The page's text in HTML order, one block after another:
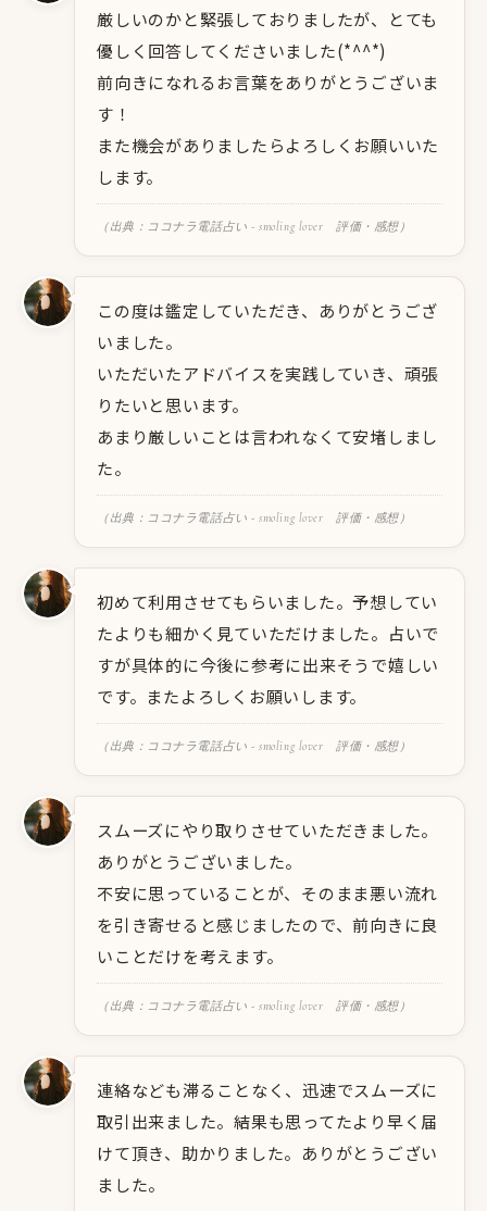
厳しいのかと緊張しておりましたが、とても
優しく回答してくださいました(*^^*)
前向きになれるお言葉をありがとうございま
す！
また機会がありましたらよろしくお願いいた
します。
（出典：ココナラ電話占い - smoling lover 評価・感想）
この度は鑑定していただき、ありがとうござ
いました。
いただいたアドバイスを実践していき、頑張
りたいと思います。
あまり厳しいことは言われなくて安堵しまし
た。
（出典：ココナラ電話占い - smoling lover 評価・感想）
初めて利用させてもらいました。予想してい
たよりも細かく見ていただけました。占いで
すが具体的に今後に参考に出来そうで嬉しい
です。またよろしくお願いします。
（出典：ココナラ電話占い - smoling lover 評価・感想）
スムーズにやり取りさせていただきました。
ありがとうございました。
不安に思っていることが、そのまま悪い流れ
を引き寄せると感じましたので、前向きに良
いことだけを考えます。
（出典：ココナラ電話占い - smoling lover 評価・感想）
連絡なども滞ることなく、迅速でスムーズに
取引出来ました。結果も思ってたより早く届
けて頂き、助かりました。ありがとうござい
ました。